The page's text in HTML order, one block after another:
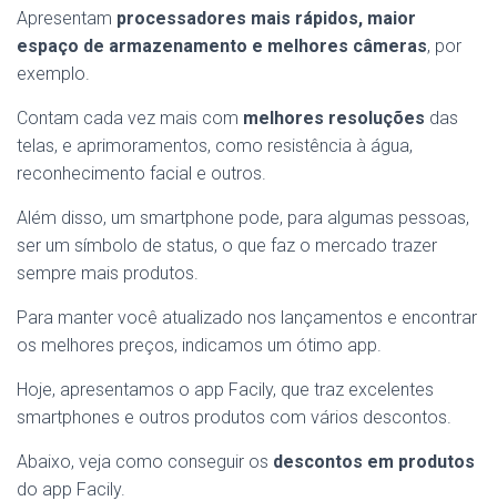
Apresentam processadores mais rápidos, maior
espaço de armazenamento e melhores câmeras, por
exemplo.
Contam cada vez mais com melhores resoluções das
telas, e aprimoramentos, como resistência à água,
reconhecimento facial e outros.
Além disso, um smartphone pode, para algumas pessoas,
ser um símbolo de status, o que faz o mercado trazer
sempre mais produtos.
Para manter você atualizado nos lançamentos e encontrar
os melhores preços, indicamos um ótimo app.
Hoje, apresentamos o app Facily, que traz excelentes
smartphones e outros produtos com vários descontos.
Abaixo, veja como conseguir os descontos em produtos
do app Facily.